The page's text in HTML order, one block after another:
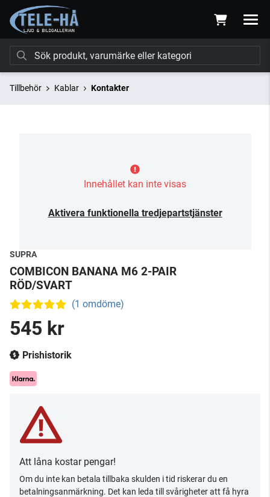
Tillbehör Kablar Kontakter
Innehållet kan inte visas
Aktivera funktionella tredjepartstjänster
SUPRA
COMBICON BANANA M6 2-PAIR
RÖD/SVART
(1 omdöme)
545 kr
Prishistorik
Att låna kostar pengar!
Om du inte kan betala tillbaka skulden i tid riskerar du en
betalningsanmärkning. Det kan leda till svårigheter att få hyra